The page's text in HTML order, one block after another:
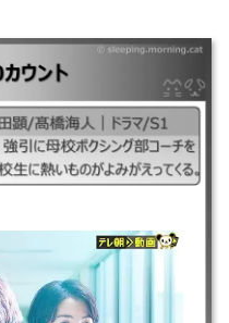
ント、みらいへのてんかうん
ン ｜2022年｜木村拓哉/満島ひ
死んでもいい」と投げやりな桐
けさせられる。「強くなりた
。